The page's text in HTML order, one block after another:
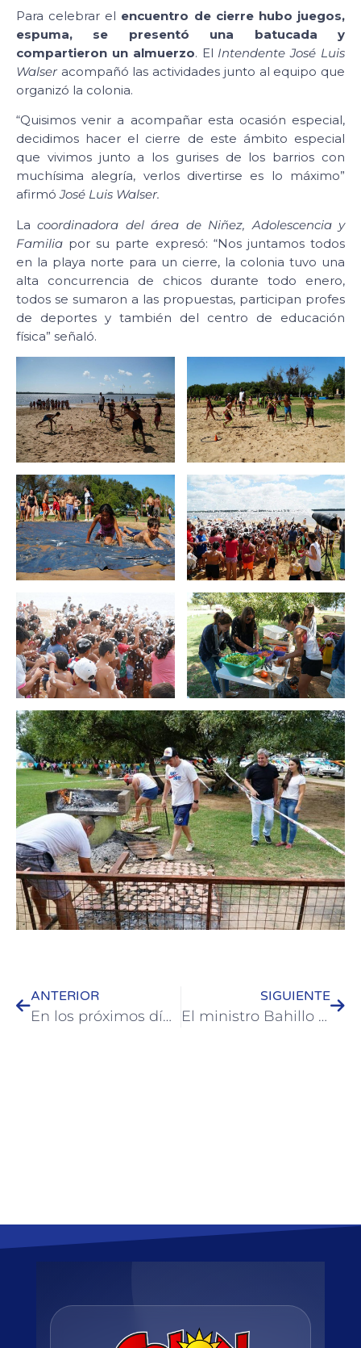
Para celebrar el encuentro de cierre hubo juegos,
espuma, se presentó una batucada y
compartieron un almuerzo. El Intendente José Luis
Walseracompañó las actividades junto al equipo que
organizó la colonia.
“Quisimos venir a acompañar esta ocasión especial,
decidimos hacer el cierre de este ámbito especial
que vivimos junto a los gurises de los barrios con
muchísima alegría, verlos divertirse es lo máximo”
afirmóJosé Luis Walser.
Lacoordinadora del área de Niñez, Adolescencia y
Familia por su parte expresó: “Nos juntamos todos
en la playa norte para un cierre, la colonia tuvo una
alta concurrencia de chicos durante todo enero,
todos se sumaron a las propuestas, participan profes
de deportes y también del centro de educación
física” señaló.
ANTERIOR
En los próximos días comenzará a instalarse el equipamiento de la plaza Artigas
SIGUIENTE
El ministro Bahillo fue recibido en Colón en el marco de una agenda Departamental